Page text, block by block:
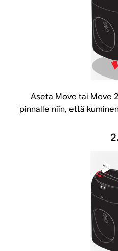
Aseta Move tai Move
pinnalle niin, että
2.